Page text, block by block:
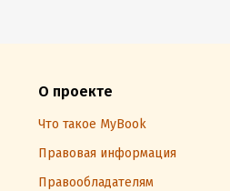
О проекте
Что такое MyBook
Правовая информация
Правообладателям